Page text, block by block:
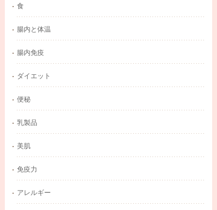
食
腸内と体温
腸内免疫
ダイエット
便秘
乳製品
美肌
免疫力
アレルギー